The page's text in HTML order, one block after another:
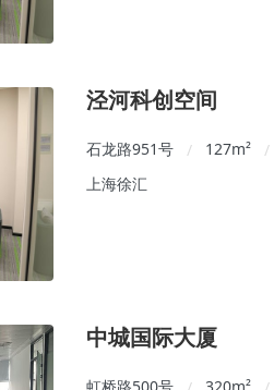
泾河科创空间
石龙路951号 / 127m²
/
上海徐汇
中城国际大厦